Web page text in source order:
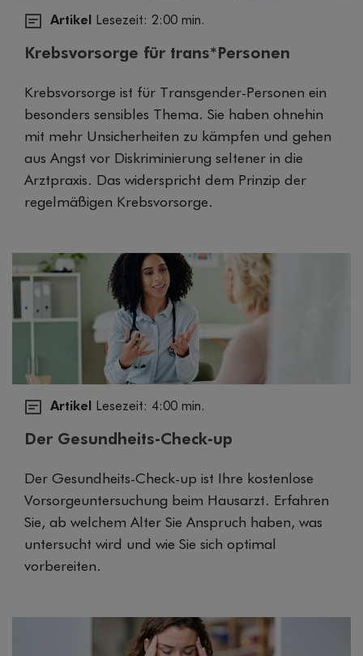
Artikel Lesezeit: 2:00 min.
Krebsvorsorge für trans*Personen
Krebsvorsorge ist für Transgender-Personen ein
besonders sensibles Thema. Sie haben ohnehin
mit mehr Unsicherheiten zu kämpfen und gehen
aus Angst vor Diskriminierung seltener in die
Arztpraxis. Das widerspricht dem Prinzip der
regelmäßigen Krebsvorsorge.
Artikel Lesezeit: 4:00 min.
Der Gesundheits-Check-up
Der Gesundheits-Check-up ist Ihre kostenlose
Vorsorgeuntersuchung beim Hausarzt. Erfahren
Sie, ab welchem Alter Sie Anspruch haben, was
untersucht wird und wie Sie sich optimal
vorbereiten.